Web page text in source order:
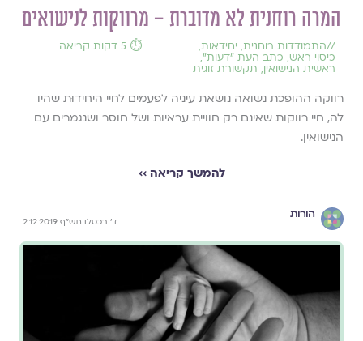
המרה רוחנית לא מדוברת – מרווקות לנישואים
//התמודדות רוחנית, יחידאות,
כיסוי ראש, כתב העת ״דעות״,
ראשית הנישואין, תקשורת זוגית
⏱️ 5 דקות קריאה
רווקה ההופכת נשואה נושאת עיניה לפעמים לחיי היחידוּת שהיו
לה, חיי רווקות שאינם רק חוויית עראיות ושל חוסר ושנגמרים עם
הנישואין.
להמשך קריאה ››
הורות
ד' בכסלו תש"ף 2.12.2019